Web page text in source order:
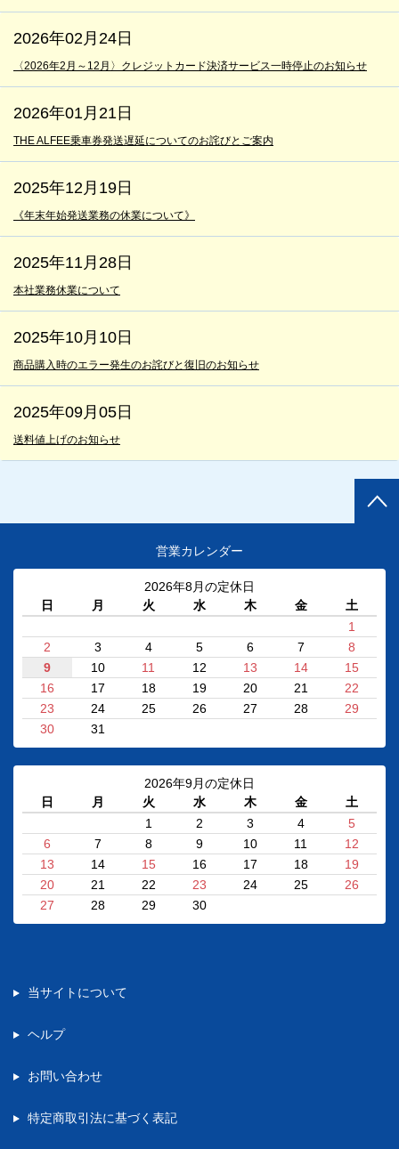
2026年02月24日
〈2026年2月～12月〉クレジットカード決済サービス一時停止のお知らせ
2026年01月21日
THE ALFEE乗車券発送遅延についてのお詫びとご案内
2025年12月19日
《年末年始発送業務の休業について》
2025年11月28日
本社業務休業について
2025年10月10日
商品購入時のエラー発生のお詫びと復旧のお知らせ
2025年09月05日
送料値上げのお知らせ
営業カレンダー
2026年8月の定休日
日
月 火 水 木 金
土
1
2
3 4 5 6 7
8
9
10 11 12 13 14
15
16
17 18 19 20 21
22
23
24 25 26 27 28
29
30
31
2026年9月の定休日
日
月 火 水 木 金
土
1
2 3 4
5
6
7 8 9 10 11
12
13
14 15 16 17 18
19
20
21 22 23 24 25
26
27
28 29 30
当サイトについて
ヘルプ
お問い合わせ
特定商取引法に基づく表記